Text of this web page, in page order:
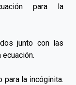
para la
junto con las
para la incóginita.